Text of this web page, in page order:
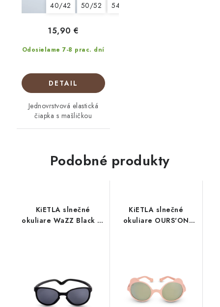
40/42 50/52 54/56
Odosielame 7-8 prac. dní
15,90 €
DETAIL
Jednovrstvová elastická
čiapka s mašličkou
Podobné produkty
KiETLA slnečné
okuliare WaZZ Black 2-
KiETLA slnečné
okuliare OURS'ON